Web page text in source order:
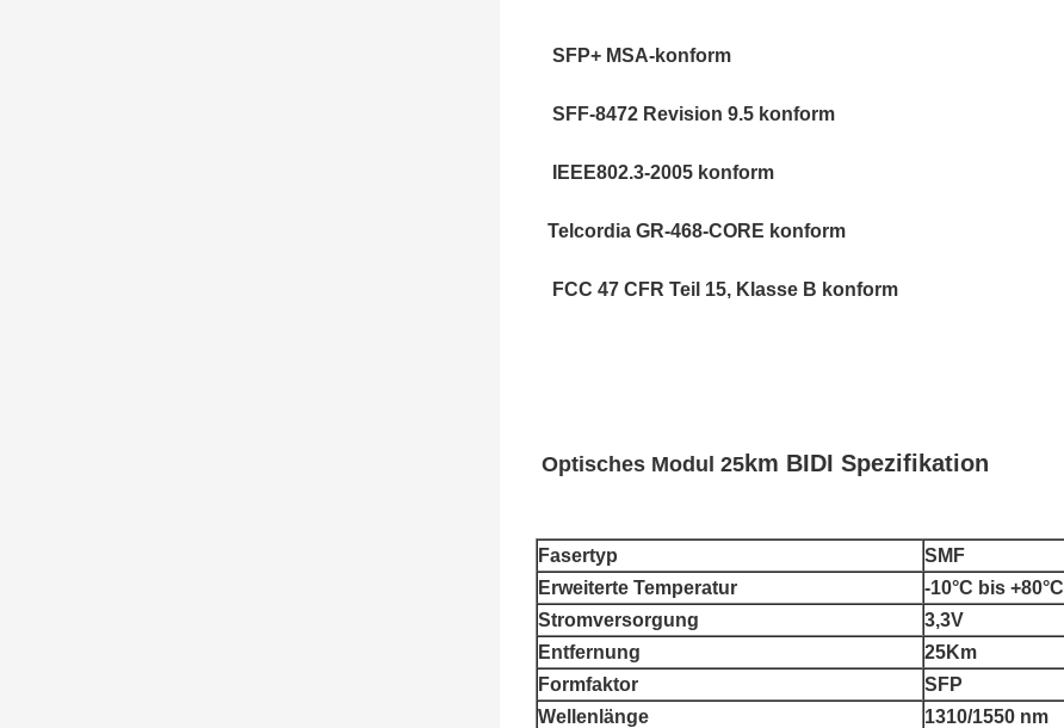
SFP+ MSA-konform
SFF-8472 Revision 9.5 konform
IEEE802.3-2005 konform
Telcordia GR-468-CORE konform
FCC 47 CFR Teil 15, Klasse B konform
Optisches Modul 25 km BIDI Spezifikation
Fasertyp
SMF
Erweiterte Temperatur
-10°C bis +80°C
Stromversorgung
3,3V
Entfernung
25Km
Formfaktor
SFP
Wellenlänge
1310/1550 nm